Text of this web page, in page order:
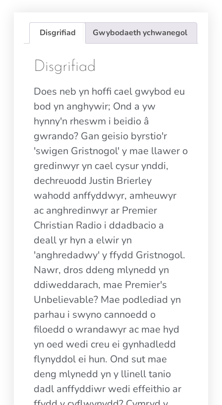
Disgrifiad Gwybodaeth ychwanegol
Disgrifiad
Does neb yn hoffi cael gwybod eu
bod yn anghywir; Ond a yw
hynny'n rheswm i beidio â
gwrando? Gan geisio byrstio'r
'swigen Gristnogol' y mae llawer o
gredinwyr yn cael cysur ynddi,
dechreuodd Justin Brierley
wahodd anffyddwyr, amheuwyr
ac anghredinwyr ar Premier
Christian Radio i ddadbacio a
deall yr hyn a elwir yn
'anghredadwy' y ffydd Gristnogol.
Nawr, dros ddeng mlynedd yn
ddiweddarach, mae Premier's
Unbelievable? Mae podlediad yn
parhau i swyno cannoedd o
filoedd o wrandawyr ac mae hyd
yn oed wedi creu ei gynhadledd
flynyddol ei hun. Ond sut mae
deng mlynedd yn y llinell tanio
dadl anffyddiwr wedi effeithio ar